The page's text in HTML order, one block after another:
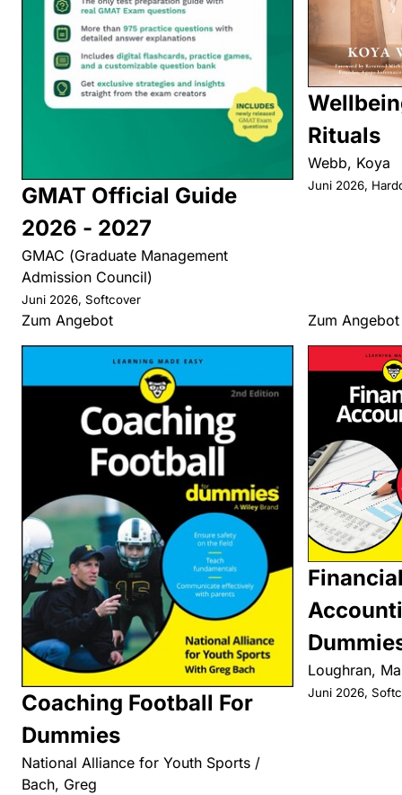
GMAT Official Guide
2026 - 2027
GMAC (Graduate Management
Admission Council)
Juni 2026, Softcover
Zum Angebot
Rituals
Webb, Koya
Juni 2026,
Zum Angebot
Coaching Football For
Dummies
National Alliance for Youth Sports /
Bach, Greg
Loughran,
Juni 2026,